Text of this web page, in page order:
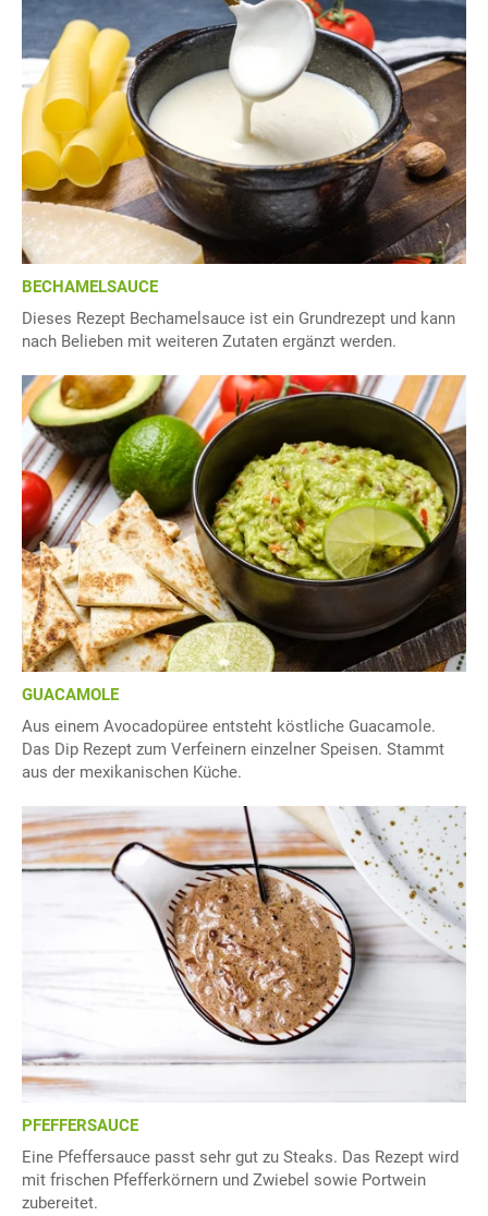
BECHAMELSAUCE
Dieses Rezept Bechamelsauce ist ein Grundrezept und kann
nach Belieben mit weiteren Zutaten ergänzt werden.
GUACAMOLE
Aus einem Avocadopüree entsteht köstliche Guacamole.
Das Dip Rezept zum Verfeinern einzelner Speisen. Stammt
aus der mexikanischen Küche.
PFEFFERSAUCE
Eine Pfeffersauce passt sehr gut zu Steaks. Das Rezept wird
mit frischen Pfefferkörnern und Zwiebel sowie Portwein
zubereitet.